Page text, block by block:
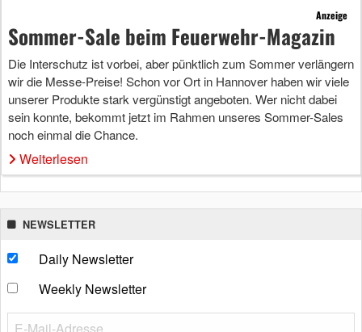
Anzeige
Sommer-Sale beim Feuerwehr-Magazin
Die Interschutz ist vorbei, aber pünktlich zum Sommer verlängern
wir die Messe-Preise! Schon vor Ort in Hannover haben wir viele
unserer Produkte stark vergünstigt angeboten. Wer nicht dabei
sein konnte, bekommt jetzt im Rahmen unseres Sommer-Sales
noch einmal die Chance.
Weiterlesen
NEWSLETTER
Daily Newsletter
Weekly Newsletter